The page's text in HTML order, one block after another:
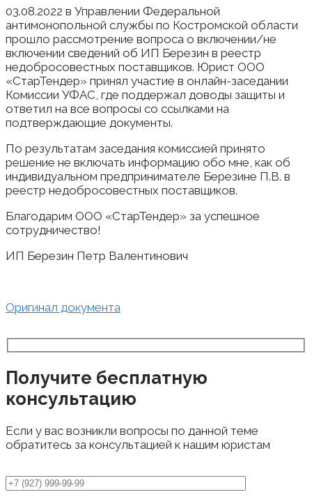
03.08.2022 в Управлении Федеральной
антимонопольной службы по Костромской области
прошло рассмотрение вопроса о включении/не
включении сведений об ИП Березин в реестр
недобросовестных поставщиков. Юрист ООО
«СтарТендер» принял участие в онлайн-заседании
Комиссии УФАС, где поддержал доводы защиты и
ответил на все вопросы со ссылками на
подтверждающие документы.
По результатам заседания комиссией принято
решение не включать информацию обо мне, как об
индивидуальном предпринимателе Березине П.В. в
реестр недобросовестных поставщиков.
Благодарим ООО «СтарТендер» за успешное
сотрудничество!
ИП Березин Петр Валентинович
Оригинал документа
Получите бесплатную
консультацию
Если у вас возникли вопросы по данной теме
обратитесь за консультацией к нашим юристам